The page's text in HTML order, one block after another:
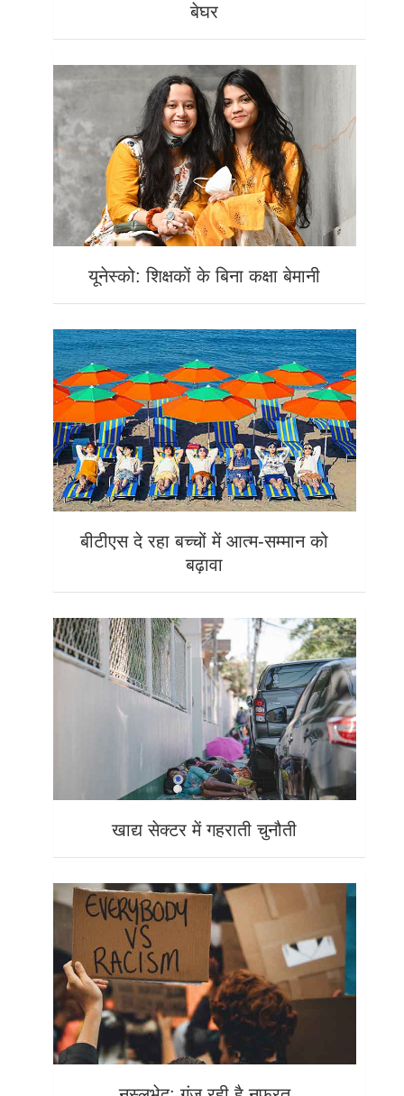
बेघर
यूनेस्को: शिक्षकों के बिना कक्षा बेमानी
बीटीएस दे रहा बच्चों में आत्म-सम्मान को
बढ़ावा
खाद्य सेक्टर में गहराती चुनौती